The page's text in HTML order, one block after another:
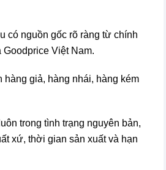
có nguồn gốc rõ ràng từ chính
Goodprice Việt Nam.
hàng giả, hàng nhái, hàng kém
trong tình trạng nguyên bản,
xứ, thời gian sản xuất và hạn